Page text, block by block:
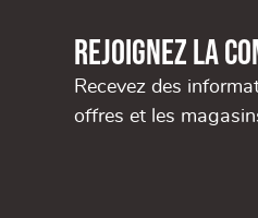
Rejoignez la
Recevez des
offres et les